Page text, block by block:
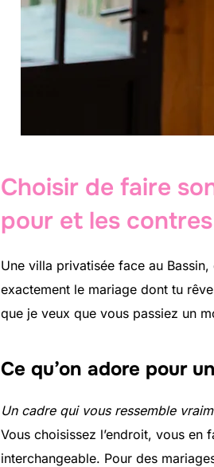
Choisir de faire
pour et les contres
Une villa privatisée face au
exactement le mariage dont tu
que je veux que vous passiez un
Ce qu’on adore pour
Un cadre qui vous ressemble
Vous choisissez l’endroit, vous
interchangeable. Pour des